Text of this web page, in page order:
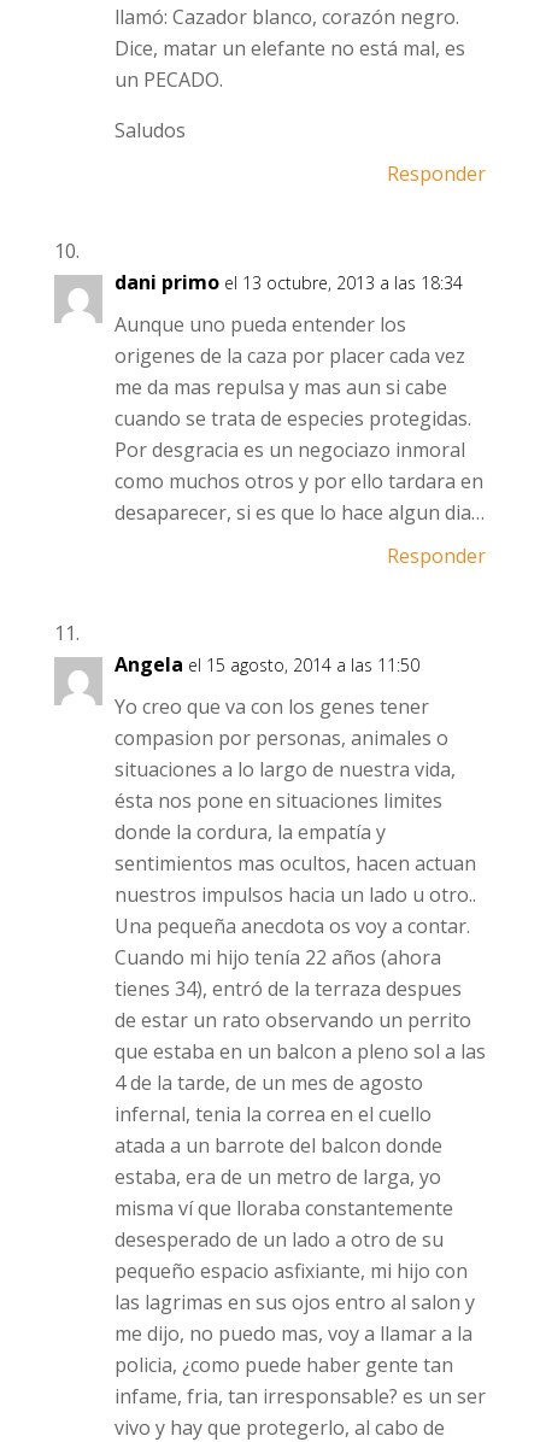
llamó: Cazador blanco, corazón negro.
Dice, matar un elefante no está mal, es
un PECADO.
Saludos
Responder
dani primo el 13 octubre, 2013 a las 18:34
Aunque uno pueda entender los
origenes de la caza por placer cada vez
me da mas repulsa y mas aun si cabe
cuando se trata de especies protegidas.
Por desgracia es un negociazo inmoral
como muchos otros y por ello tardara en
desaparecer, si es que lo hace algun dia…
Responder
Angela el 15 agosto, 2014 a las 11:50
Yo creo que va con los genes tener
compasion por personas, animales o
situaciones a lo largo de nuestra vida,
ésta nos pone en situaciones limites
donde la cordura, la empatía y
sentimientos mas ocultos, hacen actuan
nuestros impulsos hacia un lado u otro..
Una pequeña anecdota os voy a contar.
Cuando mi hijo tenía 22 años (ahora
tienes 34), entró de la terraza despues
de estar un rato observando un perrito
que estaba en un balcon a pleno sol a las
4 de la tarde, de un mes de agosto
infernal, tenia la correa en el cuello
atada a un barrote del balcon donde
estaba, era de un metro de larga, yo
misma ví que lloraba constantemente
desesperado de un lado a otro de su
pequeño espacio asfixiante, mi hijo con
las lagrimas en sus ojos entro al salon y
me dijo, no puedo mas, voy a llamar a la
policia, ¿como puede haber gente tan
infame, fria, tan irresponsable? es un ser
vivo y hay que protegerlo, al cabo de